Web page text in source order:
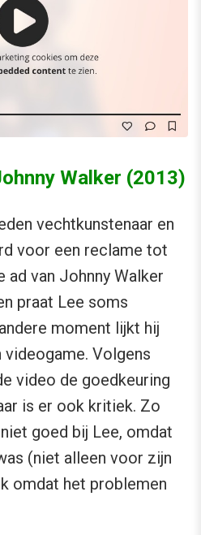
Walker (2013)
vechtkunstenaar en
voor een reclame tot
ad van Johnny Walker
praat Lee soms
moment lijkt hij
Volgens
video de goedkeuring
is er ook kritiek. Zo
goed bij Lee, omdat
(niet alleen voor zijn
omdat het problemen